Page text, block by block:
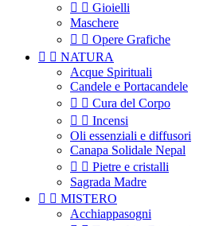
  Gioielli
Maschere
  Opere Grafiche
  NATURA
Acque Spirituali
Candele e Portacandele
  Cura del Corpo
  Incensi
Oli essenziali e diffusori
Canapa Solidale Nepal
  Pietre e cristalli
Sagrada Madre
  MISTERO
Acchiappasogni